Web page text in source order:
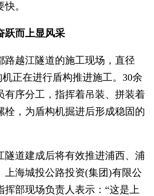
。
而上显风采
越江隧道的施工现场，直径
机正在进行盾构推进施工。30余
有序分工，指挥着吊装、拼装着
栓，为盾构机掘进后形成稳固的
道建成后将有效推进浦西、浦
上海城投公路投资(集团)有限公
挥部现场负责人表示：“这是上